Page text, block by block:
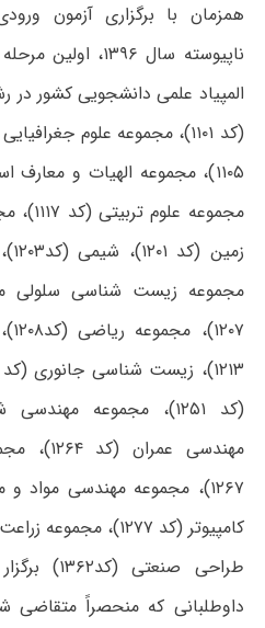
همزمان با برگزاری آزمون
ناپیوسته سال
المپیاد علمی دانشجویی کشور در
مهندسی
طراحی
داوطلبانی که منحصراً متقاضی